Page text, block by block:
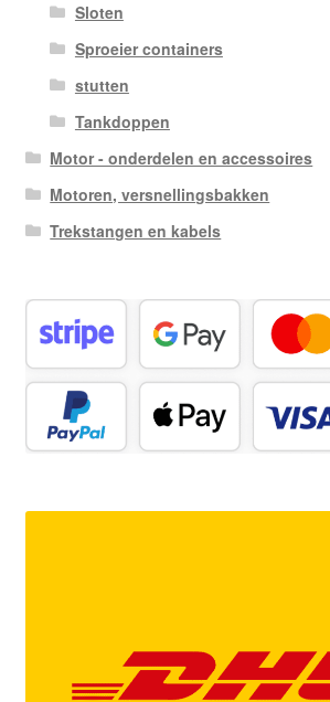
Sloten
Sproeier containers
stutten
Tankdoppen
Motor - onderdelen en accessoires
Motoren, versnellingsbakken
Trekstangen en kabels